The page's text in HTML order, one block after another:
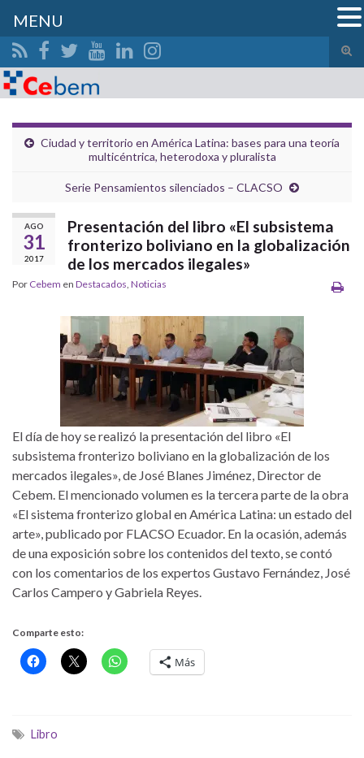
el
Search for:
Ciudad y territorio en América Latina: bases para una teoría
multicéntrica, heterodoxa y pluralista
Serie Pensamientos silenciados – CLACSO
AGO
31
2017
Presentación del libro «El subsistema
fronterizo boliviano en la globalización
de los mercados ilegales»
Por Cebem en Destacados, Noticias
El día de hoy se realizó la presentación del libro «El
subsistema fronterizo boliviano en la globalización de los
mercados ilegales», de José Blanes Jiménez, Director de
Cebem. El mencionado volumen es la tercera parte de la obra
«El sistema fronterizo global en América Latina: un estado del
arte», publicado por FLACSO Ecuador. En la ocasión, además
de una exposición sobre los contenidos del texto, se contó
con los comentarios de los expertos Gustavo Fernández, José
Carlos Campero y Gabriela Reyes.
Comparte esto:
Más
Libro
MENU